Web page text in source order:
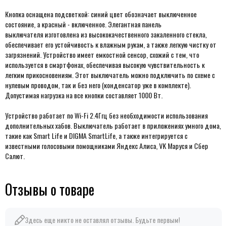
Кнопка оснащена подсветкой: синий цвет обозначает выключенное
состояние, а красный - включенное . Элегантная панель
выключателя изготовлена из высококачественного закаленного стекла,
обеспечивает его устойчивость к влажным рукам, а также легкую чистку от
загрязнений. Устройствоимеет емкостной сенсор, схожий с тем, что
используется в смартфонах, обеспечивая высокую чувствительность к
легким прикосновениям. Этот выключатель можно подключить по схеме с
нулевым проводом, так и без него (конденсатор уже в комплекте).
Допустимая нагрузка на все кнопки составляет 1000 Вт.
Устройство работает по Wi-Fi 2.4Ггц без необходимости использования
дополнительных хабов. Выключатель работает в приложениях умного дома,
такие как Smart Life и DIGMA SmartLife, а также интегрируется с
известными голосовыми помощниками Яндекс Алиса, VK Маруся и Сбер
Салют.
Отзывы о товаре
Здесь еще никто не оставлял отзывы. Будьте первым!